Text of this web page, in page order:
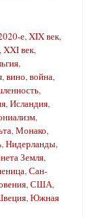
е,XIX век,
,XXI век,
,
,вино,война,
,
,Исландия,
,
,Монако,
,Нидерланды,
Земля,
,Сан-
,США,
,Южная